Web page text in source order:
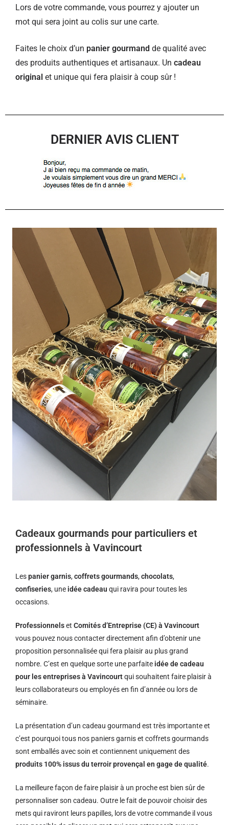
Lors de votre commande, vous pourrez y ajouter un
mot qui sera joint au colis sur une carte.
Faites le choix d’un panier gourmand de qualité avec
des produits authentiques et artisanaux. Un cadeau
original et unique qui fera plaisir à coup sûr !
DERNIER AVIS CLIENT
Cadeaux gourmands pour particuliers et
professionnels à Vavincourt
Lespanier garnis,coffrets gourmands,chocolats,
confiseries, une idée cadeau qui ravira pour toutes les
occasions.
Professionnelset Comités d’Entreprise (CE) à Vavincourt
vous pouvez nous contacter directement afin d’obtenir une
proposition personnalisée qui fera plaisir au plus grand
nombre. C’est en quelque sorte une parfaite idée de cadeau
pour les entreprises à Vavincourtqui souhaitent faire plaisir à
leurs collaborateurs ou employés en fin d’année ou lors de
séminaire.
La présentation d’un cadeau gourmand est très importante et
c’est pourquoi tous nos paniers garnis et coffrets gourmands
sont emballés avec soin et contiennent uniquement des
produits 100% issus du terroir provençal en gage de qualité.
La meilleure façon de faire plaisir à un proche est bien sûr de
personnaliser son cadeau. Outre le fait de pouvoir choisir des
mets qui raviront leurs papilles, lors de votre commande il vous